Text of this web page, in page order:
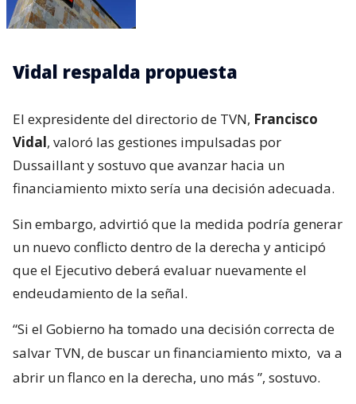
Vidal respalda propuesta
El expresidente del directorio de TVN, Francisco
Vidal, valoró las gestiones impulsadas por
Dussaillant y sostuvo que avanzar hacia un
financiamiento mixto sería una decisión adecuada.
Sin embargo, advirtió que la medida podría generar
un nuevo conflicto dentro de la derecha y anticipó
que el Ejecutivo deberá evaluar nuevamente el
endeudamiento de la señal.
“Si el Gobierno ha tomado una decisión correcta de
salvar TVN, de buscar un financiamiento mixto, va a
abrir un flanco en la derecha, uno más ”, sostuvo.